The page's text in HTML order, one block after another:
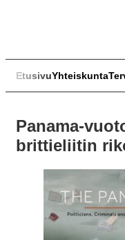
EtusivuYhteiskunta
Panama-
brittieliitin